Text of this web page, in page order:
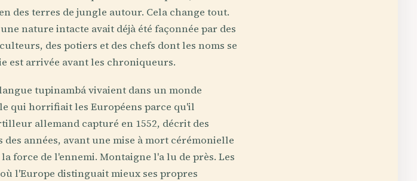
des terres de jungle autour. Cela change tout.
nature intacte avait déjà été façonnée par des
des potiers et des chefs dont les noms se
est arrivée avant les chroniqueurs.
tupinambá vivaient dans un monde
qui horrifiait les Européens parce qu'il
allemand capturé en 1552, décrit des
années, avant une mise à mort cérémonielle
force de l'ennemi. Montaigne l'a lu de près. Les
l'Europe distinguait mieux ses propres